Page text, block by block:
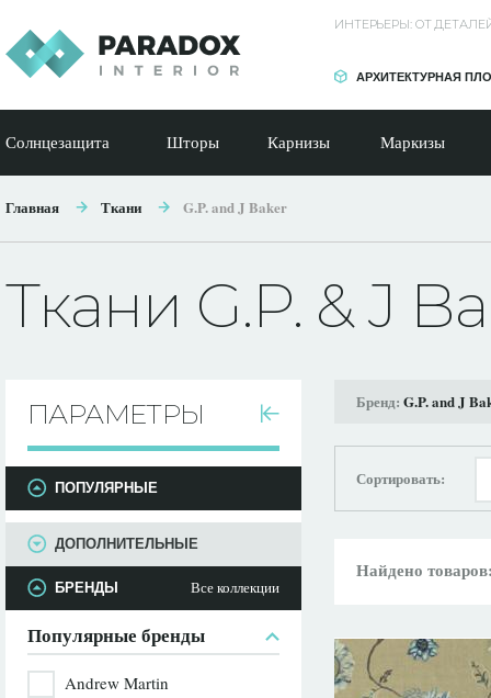
ИНТЕРЬЕРЫ: ОТ
АРХИТЕКТУРНАЯ
Солнцезащита Шторы Карнизы Маркизы
Главная Ткани G.P. and J Baker
Ткани G.P. & J
ПАРАМЕТРЫ
ПАРАМЕТРЫ
ПОПУЛЯРНЫЕ
ДОПОЛНИТЕЛЬНЫЕ
БРЕНДЫ
Популярные бренды
Andrew Martin
Все коллекции
Бренд: G.P. and J
Сортировать:
Найдено